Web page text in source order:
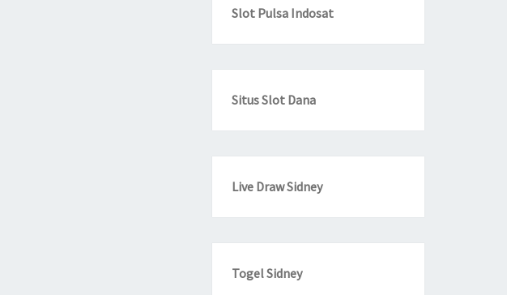
Slot Pulsa Indosat
Situs Slot Dana
Live Draw Sidney
Togel Sidney